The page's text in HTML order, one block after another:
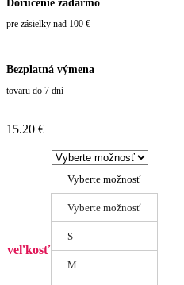
pre zásielky nad 100 €
Bezplatná výmena
tovaru do 7 dní
15.20 €
veľkosť
Vyberte možnosť
Vyberte možnosť
S
M